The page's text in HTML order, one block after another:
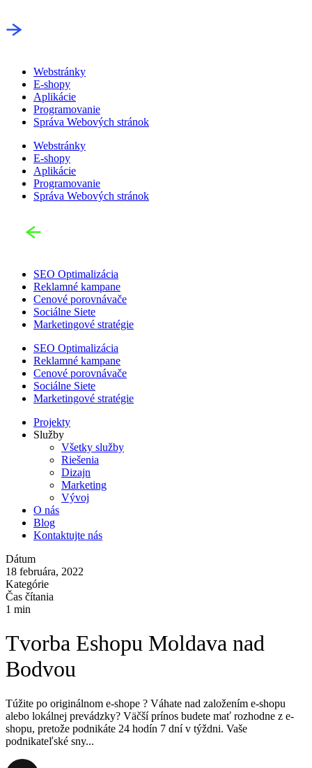
Webstránky
E-shopy
Aplikácie
Programovanie
Správa Webových stránok
Webstránky
E-shopy
Aplikácie
Programovanie
Správa Webových stránok
SEO Optimalizácia
Reklamné kampane
Cenové porovnávače
Sociálne Siete
Marketingové stratégie
SEO Optimalizácia
Reklamné kampane
Cenové porovnávače
Sociálne Siete
Marketingové stratégie
Projekty
Služby
Všetky služby
Riešenia
Dizajn
Marketing
Vývoj
O nás
Blog
Kontaktujte nás
Dátum
18 februára, 2022
Kategórie
Čas čítania
1 min
Tvorba Eshopu Moldava nad
Bodvou
Túžite po originálnom e-shope ? Váhate nad založením e-shopu
alebo lokálnej prevádzky? Väčší prínos budete mať rozhodne z e-
shopu, pretože podnikáte 24 hodín 7 dní v týždni. Vaše
podnikateľské sny...